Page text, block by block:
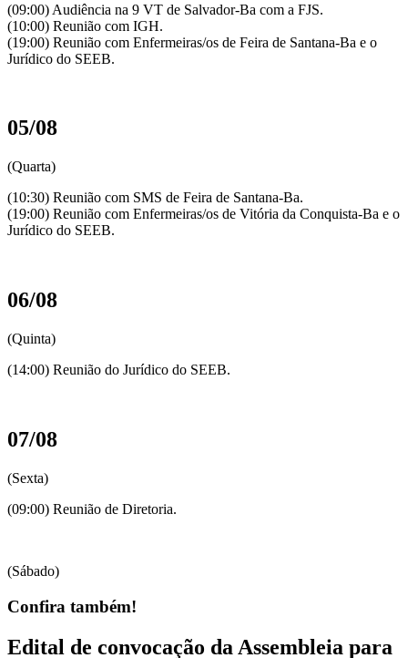
(09:00) Audiência na 9 VT de Salvador-Ba com a FJS.
(10:00) Reunião com IGH.
(19:00) Reunião com Enfermeiras/os de Feira de Santana-Ba e o
Jurídico do SEEB.
05/08
(Quarta)
(10:30) Reunião com SMS de Feira de Santana-Ba.
(19:00) Reunião com Enfermeiras/os de Vitória da Conquista-Ba e o
Jurídico do SEEB.
06/08
(Quinta)
(14:00) Reunião do Jurídico do SEEB.
07/08
(Sexta)
(09:00) Reunião de Diretoria.
(Sábado)
Confira também!
Edital de convocação da Assembleia para